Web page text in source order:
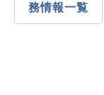
務情報一覧